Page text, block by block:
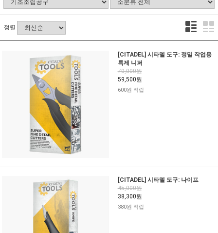
정렬
[CITADEL] 시타델 도구: 정밀 작업용
특제 니퍼
70,000원
59,500원
600원 적립
[CITADEL] 시타델 도구: 나이프
45,000원
38,300원
380원 적립